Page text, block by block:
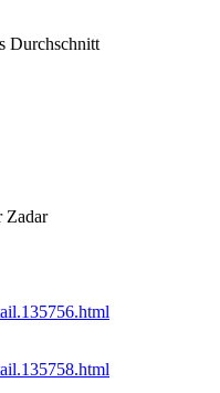
Durchschnitt
Zadar